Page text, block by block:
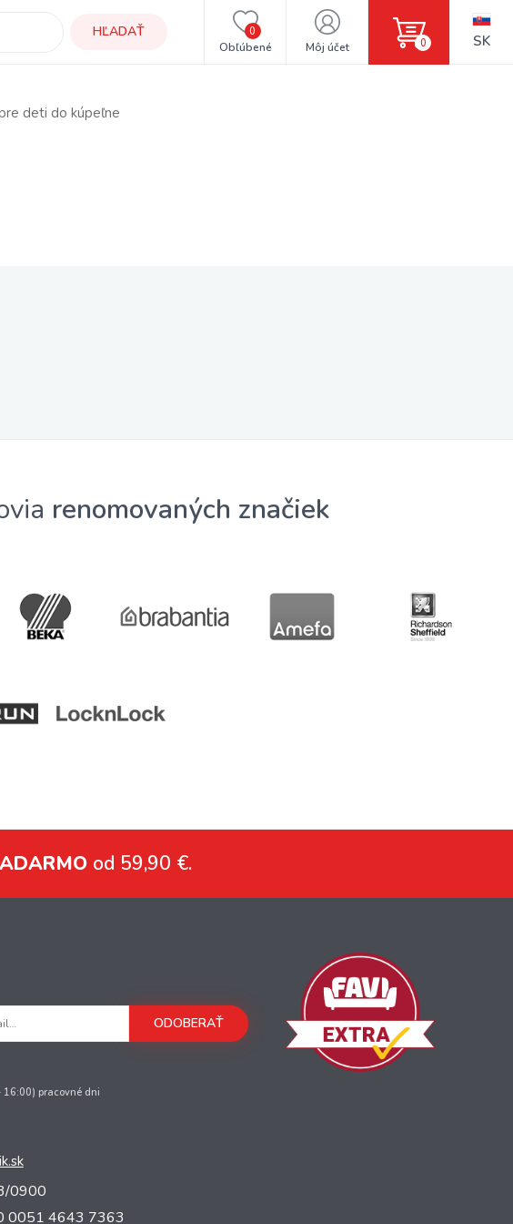
HĽADAŤ
Obľúbené
0
Môj účet 0 SK
deti do kúpeľne
renomovaných značiek
od 59,90 €.
ODOBERAŤ
16:00) pracovné dni
0900
0051 4643 7363